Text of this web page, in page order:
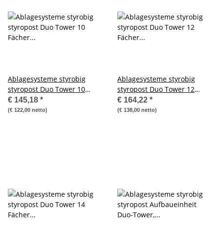
Ablagesysteme styrobig
styropost Duo Tower 10
Fächer Ablagebox
Ablagefach
€ 145,18 *
(€ 122,00 netto)
Ablagesysteme styrobig
styropost Duo Tower 12
Fächer Ablagebox
Ablagefach
€ 164,22 *
(€ 138,00 netto)